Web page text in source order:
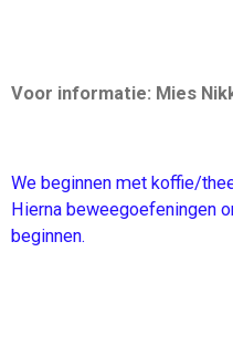
Voor informatie: Mies
We beginnen met koffie/
Hierna beweegoefeningen
beginnen.